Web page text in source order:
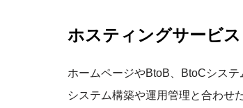
ホスティングサービス
ホームページやBtoB、BtoCシス
システム構築や運用管理と合わせ